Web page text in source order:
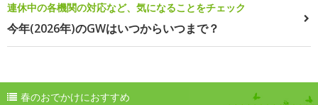
連休中の各機関の対応など、気になることをチェック
今年(2026年)のGWはいつからいつまで？
春のおでかけにおすすめ